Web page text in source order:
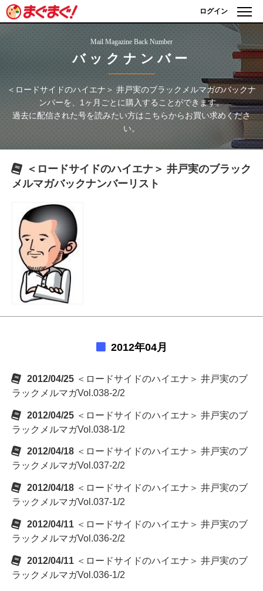
ログイン
Mail Magazine Back Number
バックナンバー
＜ロードサイドのハイエナ＞ 井戸実のブラックメルマガのバックナ
ンバーを、1ヶ月ごとに購入することができます。
過去に配信された号を読みたい方はこちらからお買い求めくださ
い。
＜ロードサイドのハイエナ＞ 井戸実のブラック
メルマガバックナンバーリスト
2012年04月
2012/04/25 ＜ロードサイドのハイエナ＞ 井戸実のブ
ラックメルマガVol.038-2/2
2012/04/25 ＜ロードサイドのハイエナ＞ 井戸実のブ
ラックメルマガVol.038-1/2
2012/04/18 ＜ロードサイドのハイエナ＞ 井戸実のブ
ラックメルマガVol.037-2/2
2012/04/18 ＜ロードサイドのハイエナ＞ 井戸実のブ
ラックメルマガVol.037-1/2
2012/04/11 ＜ロードサイドのハイエナ＞ 井戸実のブ
ラックメルマガVol.036-2/2
2012/04/11 ＜ロードサイドのハイエナ＞ 井戸実のブ
ラックメルマガVol.036-1/2